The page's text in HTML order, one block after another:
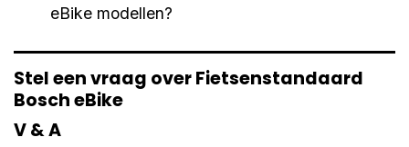
eBike modellen?
Stel een vraag over Fietsenstandaard
Bosch eBike
V & A